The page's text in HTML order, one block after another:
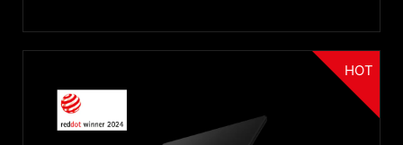
HOT